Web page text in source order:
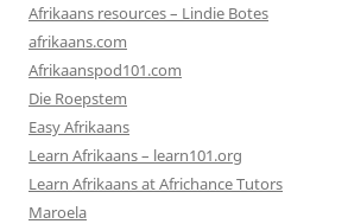
Afrikaans resources – Lindie Botes
afrikaans.com
Afrikaanspod101.com
Die Roepstem
Easy Afrikaans
Learn Afrikaans – learn101.org
Learn Afrikaans at Africhance Tutors
Maroela